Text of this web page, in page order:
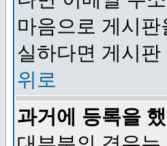
마음으로 게시
실하다면 게시
위로
과거에 등록을